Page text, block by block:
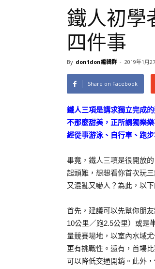
鐵人初學
四件事
By don1don編輯群 - 2019年1月
Share on Facebook
鐵人三項是講求獨立完成
不那麼甜美，正所謂獨樂
經從事游泳、自行車、跑
畢竟，鐵人三項是很開放
起頭難，想想看你首次玩
又混亂又嚇人？為此，以
首先，建議可以先幫你朋
10公里／跑2.5公里）或是
量競賽場地，以室內水域
更有挑戰性。還有，首場
可以降低交通開銷。此外